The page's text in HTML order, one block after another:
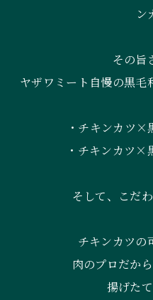
ン
その旨
ヤザワミート自慢の黒毛
・チキンカツ×
・チキンカツ×
そして、こだ
チキンカツの
肉のプロだか
揚げた